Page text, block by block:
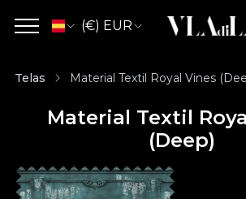
(€) EUR
Telas Material Textil Royal Vines
Material Textil
(Deep)